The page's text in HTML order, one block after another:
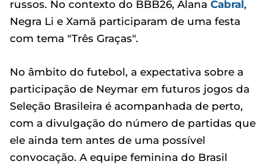
russos. No contexto do BBB26, Alana Cabral,
Negra Li e Xamã participaram de uma festa
com tema "Três Graças".
No âmbito do futebol, a expectativa sobre a
participação de Neymar em futuros jogos da
Seleção Brasileira é acompanhada de perto,
com a divulgação do número de partidas que
ele ainda tem antes de uma possível
convocação. A equipe feminina do Brasil